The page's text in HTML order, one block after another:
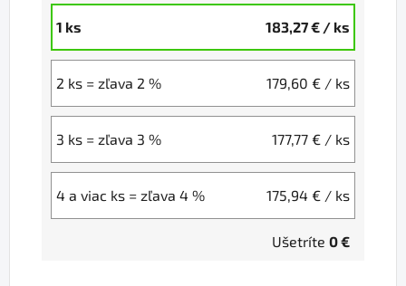
1 ks 183,27 € / ks
2 ks = zľava 2 % 179,60 € / ks
3 ks = zľava 3 % 177,77 € / ks
4 a viac ks = zľava 4 % 175,94 € / ks
Ušetríte 0 €